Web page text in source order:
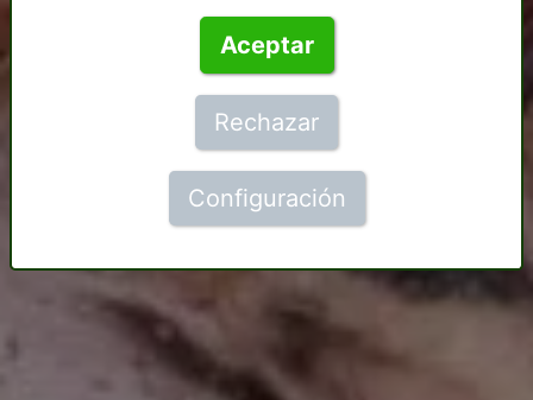
Aceptar
Rechazar
Configuración